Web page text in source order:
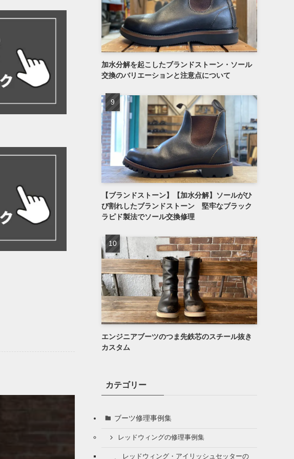
加水分解を起こしたブランドストーン・ソール
交換のバリエーションと注意点について
【ブランドストーン】【加水分解】ソールがひ
び割れしたブランドストーン 堅牢なブラック
ラピド製法でソール交換修理
エンジニアブーツのつま先鉄芯のスチール抜き
カスタム
カテゴリー
ブーツ修理事例集
レッドウィングの修理事例集
レッドウィング・アイリッシュセッターの